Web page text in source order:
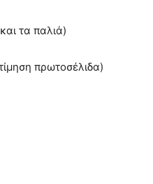
τα παλιά)
πρωτοσέλιδα)